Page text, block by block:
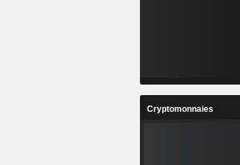
Cryptomonnaies